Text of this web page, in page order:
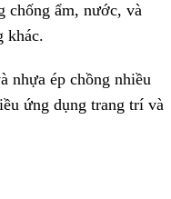
chống ẩm, nước, và
khác.
nhựa ép chồng nhiều
ứng dụng trang trí và